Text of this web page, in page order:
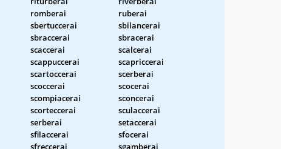
romberai
ruberai
sbertuccerai
sbilancerai
sbraccerai
sbracerai
scaccerai
scalcerai
scappuccerai
scapriccerai
scartoccerai
scerberai
scoccerai
scocerai
scompiacerai
sconcerai
scorteccerai
sculaccerai
serberai
setaccerai
sfilaccerai
sfocerai
sfreccerai
sgamberai